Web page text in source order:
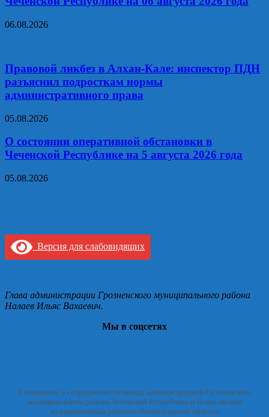
06.08.2026
Правовой ликбез в Алхан-Кале: инспектор ПДН
разъяснил подросткам нормы
административного права
05.08.2026
О состоянии оперативной обстановки в
Чеченской Республике на 5 августа 2026 года
05.08.2026
Версия для слабовидящих
Глава администрации Грозненского муниципального района
Налаев Ильяс Вахаевич.
Мы в соцсетях
Соглашение о сотрудничестве между администрацией Грозненского
муниципального района Чеченской Республики и Всеволжским
муниципальным районом Ленинградской области